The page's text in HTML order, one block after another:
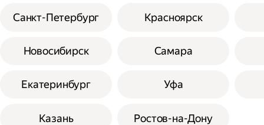
Санкт-Петербург
Новосибирск
Екатеринбург
Казань
Красноярск
Самара
Уфа
Ростов-на-Дону